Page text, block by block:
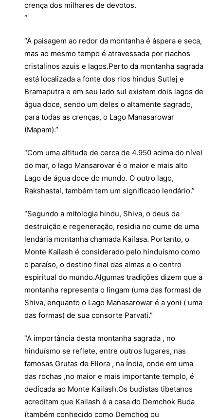
crença dos milhares de devotos.
“
“A paisagem ao redor da montanha é áspera e seca,
mas ao mesmo tempo é atravessada por riachos
cristalinos azuis e lagos.Perto da montanha sagrada
está localizada a fonte dos rios hindus Sutlej e
Bramaputra e em seu lado sul existem dois lagos de
água doce, sendo um deles o altamente sagrado,
para todas as crenças, o Lago Manasarowar
(Mapam).”
“Com uma altitude de cerca de 4.950 acima do nível
do mar, o lago Mansarovar é o maior e mais alto
Lago de água doce do mundo. O outro lago,
Rakshastal, também tem um significado lendário.”
“Segundo a mitologia hindu, Shiva, o deus da
destruição e regeneração, residia no cume de uma
lendária montanha chamada Kailasa. Portanto, o
Monte Kailash é considerado pelo hinduísmo como
o paraíso, o destino final das almas e o centro
espiritual do mundo.Algumas tradições dizem que a
montanha representa o lingam (uma das formas) de
Shiva, enquanto o Lago Manasarowar é a yoni ( uma
das formas) de sua consorte Parvati.”
“A importância desta montanha sagrada , no
hinduísmo se reflete, entre outros lugares, nas
famosas Grutas de Ellora , na Índia, onde em uma
das rochas ,no maior e mais importante templo, é
dedicada ao Monte Kailash.Os budistas tibetanos
acreditam que Kailash é a casa do Demchok Buda
(também conhecido como Demchog ou